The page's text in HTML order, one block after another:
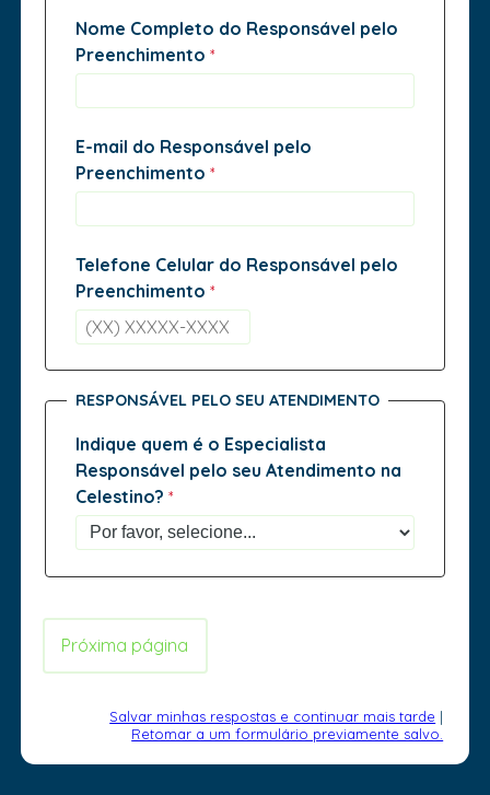
Nome Completo do Responsável pelo
Preenchimento
E-mail do Responsável pelo
Preenchimento
Telefone Celular do Responsável pelo
Preenchimento
RESPONSÁVEL PELO SEU ATENDIMENTO
Indique quem é o Especialista
Responsável pelo seu Atendimento na
Celestino?
Salvar minhas respostas e continuar mais tarde |
Retomar a um formulário previamente salvo.